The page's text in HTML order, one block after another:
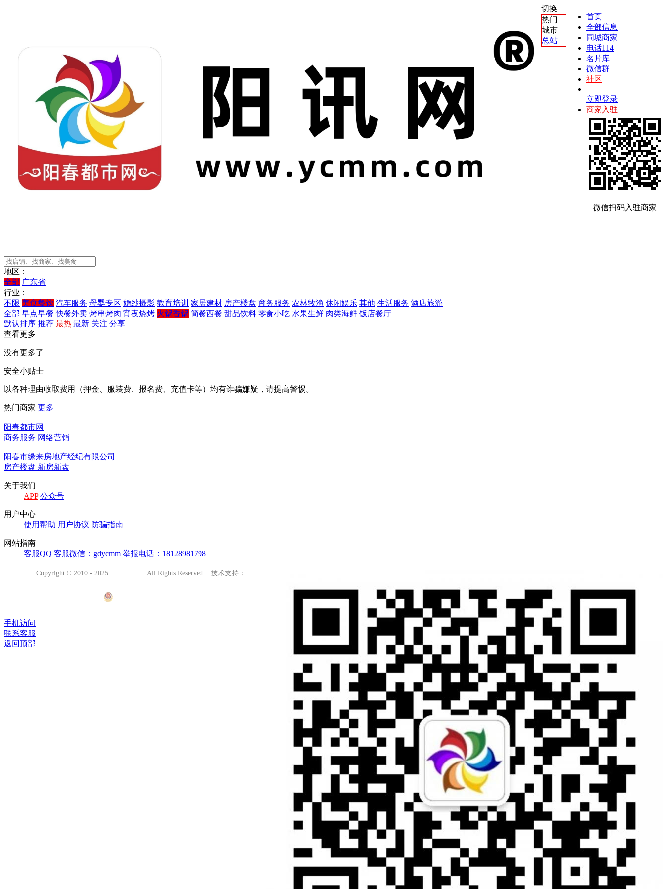
切换
热门
城市
总站
首页
全部信息
同城商家
电话114
名片库
微信群
社区
立即登录
商家入驻
微信扫码入驻商家
地区：
全部 广东省
行业：
不限 美食餐饮 汽车服务 母婴专区 婚纱摄影 教育培训 家居建材 房产楼盘 商务服务 农林牧渔 休闲娱乐 其他 生活服务 酒店旅游
全部 早点早餐 快餐外卖 烤串烤肉 宵夜烧烤 火锅香锅 简餐西餐 甜品饮料 零食小吃 水果生鲜 肉类海鲜 饭店餐厅
默认排序 推荐 最热 最新 关注 分享
查看更多
没有更多了
安全小贴士
以各种理由收取费用（押金、服装费、报名费、充值卡等）均有诈骗嫌疑，请提高警惕。
热门商家 更多
阳春都市网
商务服务 网络营销
阳春市缘来房地产经纪有限公司
房产楼盘 新房新盘
关于我们
APP 公众号
用户中心
使用帮助 用户协议 防骗指南
网站指南
客服QQ 客服微信：gdycmm 举报电话：18128981798
Copyright © 2010 - 2025
All Rights Reserved. 技术支持：
手机访问
联系客服
返回顶部